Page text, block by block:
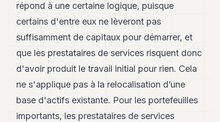
répond à une certaine logique, puisque
certains d'entre eux ne lèveront pas
suffisamment de capitaux pour démarrer, et
que les prestataires de services risquent donc
d'avoir produit le travail initial pour rien. Cela
ne s'applique pas à la relocalisation d’une
base d'actifs existante. Pour les portefeuilles
importants, les prestataires de services